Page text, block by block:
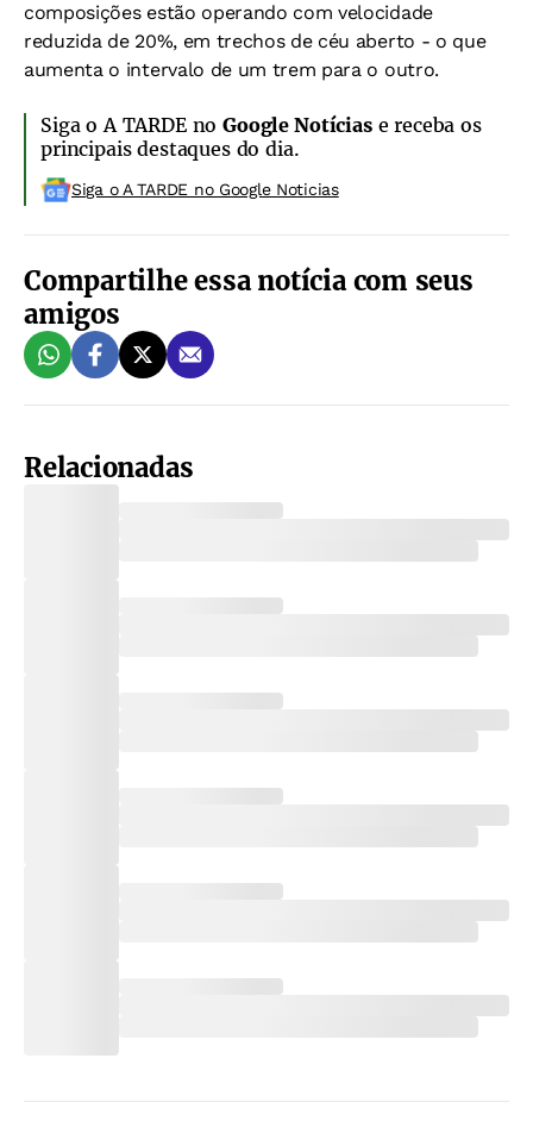
composições estão operando com velocidade
reduzida de 20%, em trechos de céu aberto - o que
aumenta o intervalo de um trem para o outro.
Siga o A TARDE noGoogle Notíciase receba os
principais destaques do dia.
Siga o A TARDE no Google Noticias
Compartilhe essa notícia com seus
amigos
Relacionadas